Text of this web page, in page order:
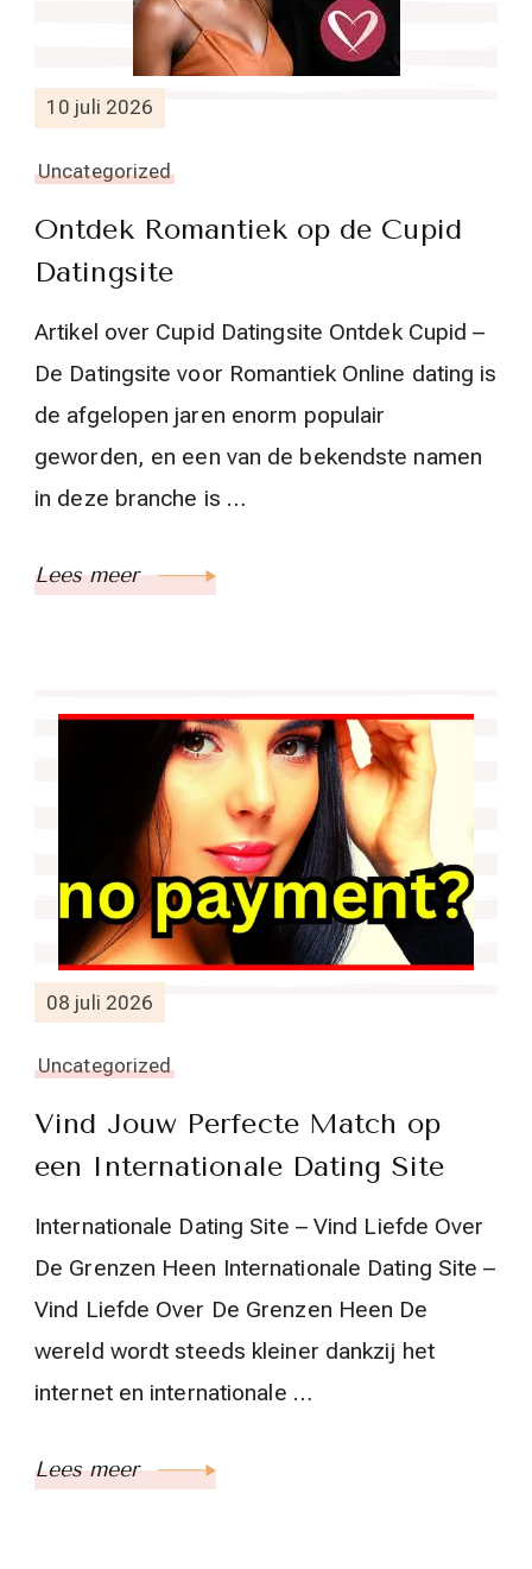
10 juli 2026
Uncategorized
Ontdek Romantiek op de Cupid
Datingsite
Artikel over Cupid Datingsite Ontdek Cupid –
De Datingsite voor Romantiek Online dating is
de afgelopen jaren enorm populair
geworden, en een van de bekendste namen
in deze branche is …
Lees meer
08 juli 2026
Uncategorized
Vind Jouw Perfecte Match op
een Internationale Dating Site
Internationale Dating Site – Vind Liefde Over
De Grenzen Heen Internationale Dating Site –
Vind Liefde Over De Grenzen Heen De
wereld wordt steeds kleiner dankzij het
internet en internationale …
Lees meer